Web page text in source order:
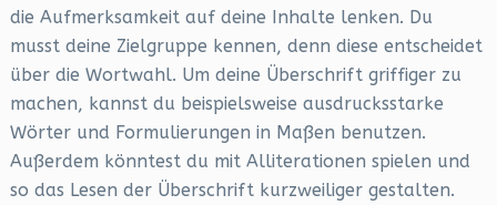
die Aufmerksamkeit auf deine Inhalte lenken. Du
musst deine Zielgruppe kennen, denn diese entscheidet
über die Wortwahl. Um deine Überschrift griffiger zu
machen, kannst du beispielsweise ausdrucksstarke
Wörter und Formulierungen in Maßen benutzen.
Außerdem könntest du mit Alliterationen spielen und
so das Lesen der Überschrift kurzweiliger gestalten.